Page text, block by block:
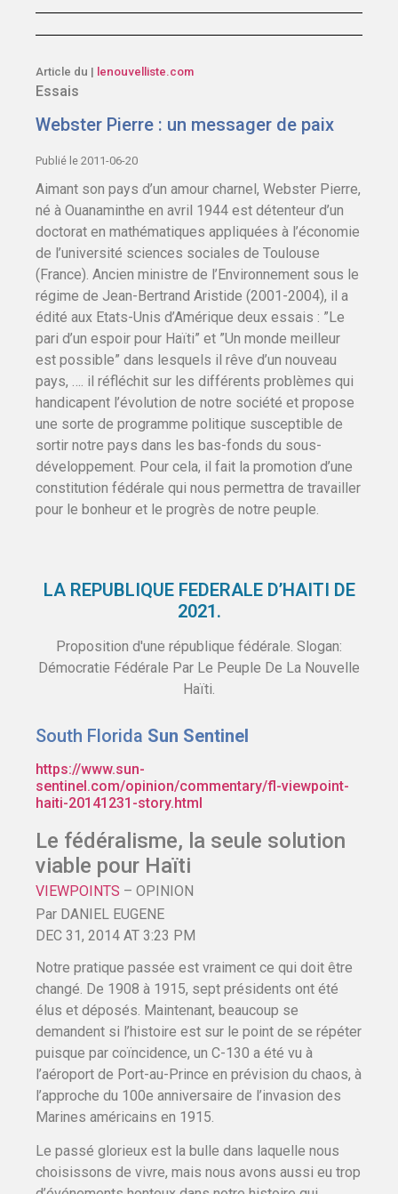
Article du | lenouvelliste.com
Essais
Webster Pierre : un messager de paix
Publié le 2011-06-20
Aimant son pays d’un amour charnel, Webster Pierre,
né à Ouanaminthe en avril 1944 est détenteur d’un
doctorat en mathématiques appliquées à l’économie
de l’université sciences sociales de Toulouse
(France). Ancien ministre de l’Environnement sous le
régime de Jean-Bertrand Aristide (2001-2004), il a
édité aux Etats-Unis d’Amérique deux essais : ”Le
pari d’un espoir pour Haïti” et ”Un monde meilleur
est possible” dans lesquels il rêve d’un nouveau
pays, …. il réfléchit sur les différents problèmes qui
handicapent l’évolution de notre société et propose
une sorte de programme politique susceptible de
sortir notre pays dans les bas-fonds du sous-
développement. Pour cela, il fait la promotion d’une
constitution fédérale qui nous permettra de travailler
pour le bonheur et le progrès de notre peuple.
LA REPUBLIQUE FEDERALE D’HAITI DE
2021.
Proposition d'une république fédérale. Slogan:
Démocratie Fédérale Par Le Peuple De La Nouvelle
Haïti.
South Florida Sun Sentinel
https://www.sun-
sentinel.com/opinion/commentary/fl-viewpoint-
haiti-20141231-story.html
Le fédéralisme, la seule solution
viable pour Haïti
VIEWPOINTS – OPINION
Par DANIEL EUGENE
DEC 31, 2014 AT 3:23 PM
Notre pratique passée est vraiment ce qui doit être
changé. De 1908 à 1915, sept présidents ont été
élus et déposés. Maintenant, beaucoup se
demandent si l’histoire est sur le point de se répéter
puisque par coïncidence, un C-130 a été vu à
l’aéroport de Port-au-Prince en prévision du chaos, à
l’approche du 100e anniversaire de l’invasion des
Marines américains en 1915.
Le passé glorieux est la bulle dans laquelle nous
choisissons de vivre, mais nous avons aussi eu trop